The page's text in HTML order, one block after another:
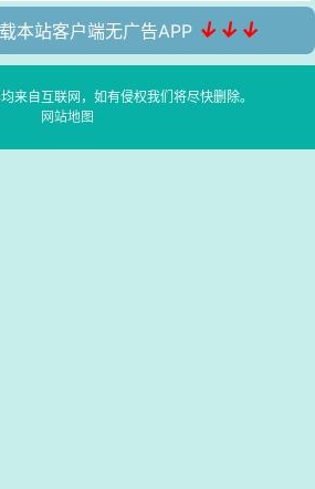
本站客户端无广告APP ↓↓↓
来自互联网，如有侵权我们将尽快删除。
网站地图